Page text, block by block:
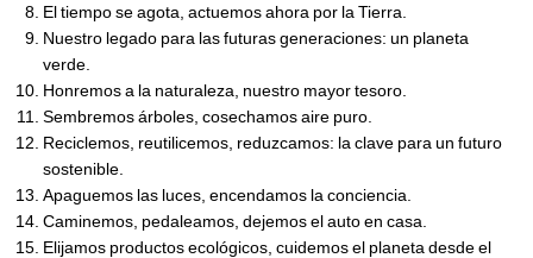
El tiempo se agota, actuemos ahora por la Tierra.
Nuestro legado para las futuras generaciones: un planeta
verde.
Honremos a la naturaleza, nuestro mayor tesoro.
Sembremos árboles, cosechamos aire puro.
Reciclemos, reutilicemos, reduzcamos: la clave para un futuro
sostenible.
Apaguemos las luces, encendamos la conciencia.
Caminemos, pedaleamos, dejemos el auto en casa.
Elijamos productos ecológicos, cuidemos el planeta desde el